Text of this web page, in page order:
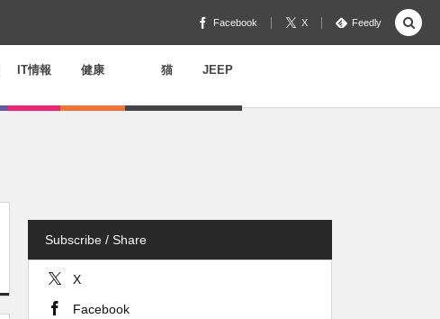
Facebook X Feedly
IT情報 健康 猫 JEEP
Subscribe / Share
X
Facebook